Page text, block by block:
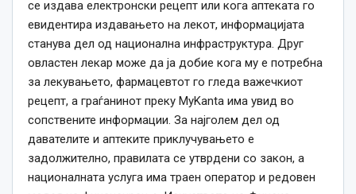
се издава електронски рецепт или кога аптеката го
евидентира издавањето на лекот, информацијата
станува дел од национална инфраструктура. Друг
овластен лекар може да ја добие кога му е потребна
за лекувањето, фармацевтот го гледа важечкиот
рецепт, а граѓанинот преку MyKanta има увид во
сопствените информации. За најголем дел од
давателите и аптеките приклучувањето е
задолжително, правилата се утврдени со закон, а
националната услуга има траен оператор и редовен